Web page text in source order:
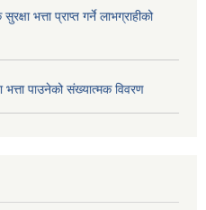
भत्ता प्राप्त गर्ने लाभग्राहीको
पाउनेको संख्यात्मक विवरण